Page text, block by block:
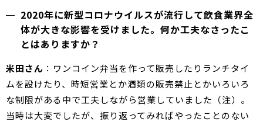
2020年に新型コロナウイルスが流行して飲食業界全
体が大きな影響を受けました。何か工夫なさったこ
とはありますか？
米田さん ：ワンコイン弁当を作って販売したりランチタイ
ムを設けたり、時短営業とか酒類の販売禁止とかいろいろ
な制限がある中で工夫しながら営業していました（注）。
当時は大変でしたが、振り返ってみればやったことのない